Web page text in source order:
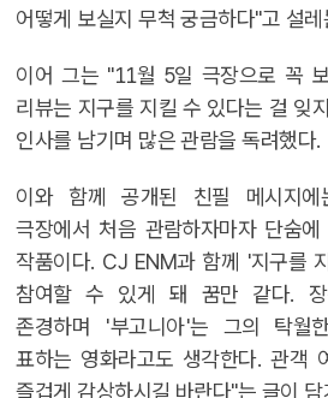
어떻게 보실지 무척 궁금하다"고 설
이어 그는 "11월 5일 극장으로 꼭
리뷰는 지구를 지킬 수 있다는 걸 잊
인사를 남기며 많은 관람을 독려했다.
이와 함께 공개된 친필 메시지에
극장에서 처음 관람하자마자 단숨
작품이다. CJ ENM과 함께 '지구를
참여할 수 있게 돼 꿈만 같다. 장
존경하며 '부고니아'는 그의 탁월
표하는 영화라고도 생각한다. 관객
즐겁게 감상하시길 바란다"는 글이 담